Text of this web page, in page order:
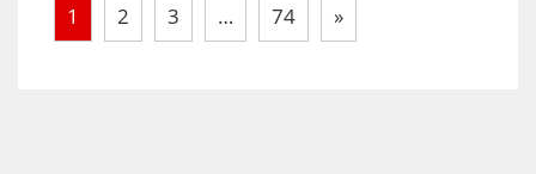
1 2 3 … 74 »